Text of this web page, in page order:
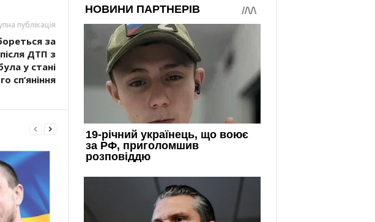
публікація
за
ДТП з
у стані
сп’яніння